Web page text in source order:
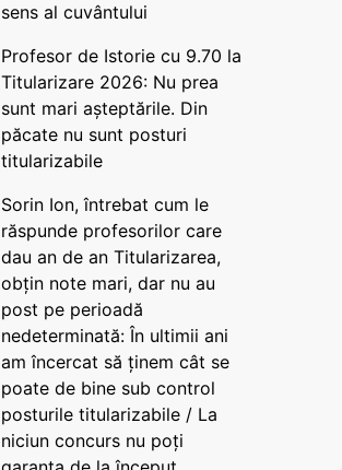
sens al cuvântului
Profesor de Istorie cu 9.70 la
Titularizare 2026: Nu prea
sunt mari așteptările. Din
păcate nu sunt posturi
titularizabile
Sorin Ion, întrebat cum le
răspunde profesorilor care
dau an de an Titularizarea,
obțin note mari, dar nu au
post pe perioadă
nedeterminată: În ultimii ani
am încercat să ținem cât se
poate de bine sub control
posturile titularizabile / La
niciun concurs nu poți